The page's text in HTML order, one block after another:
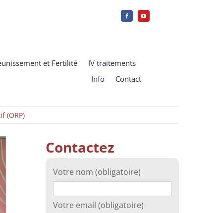
et Fertilité
IV traitements
Info
Contact
(ORP)
Contactez
Votre nom (obligatoire)
Votre email (obligatoire)